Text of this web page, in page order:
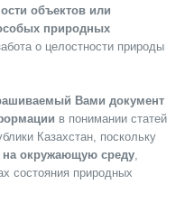
объектов или
природных
о целостности природы
Вами документ
в понимании статей
Казахстан, поскольку
на окружающую среду,
состояния природных